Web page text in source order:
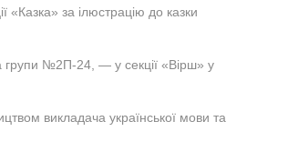
за ілюстрацію до казки
№2П-24, — у секції «Вірш» у
викладача української мови та